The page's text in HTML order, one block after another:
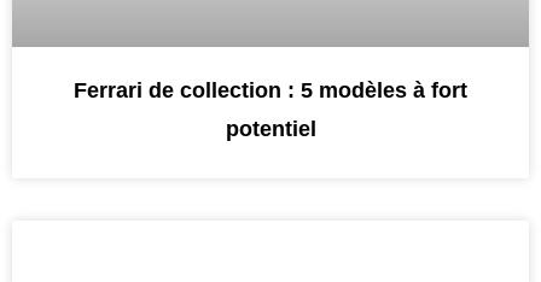
Ferrari de collection : 5 modèles à fort
potentiel